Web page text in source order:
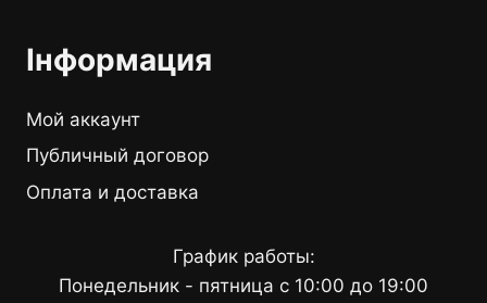
Інформация
Мой аккаунт
Публичный договор
Оплата и доставка
График работы:
Понедельник - пятница с 10:00 до 19:00